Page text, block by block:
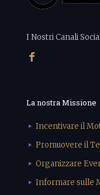
I Nostri Canali
La nostra Missione
Incentivare il
Promuovere il
Organizzare
Informare sulle